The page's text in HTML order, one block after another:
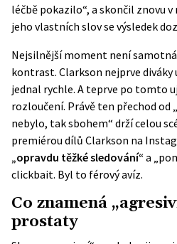
léčbě pokazilo“, a skončil znovu v
jeho vlastních slov se výsledek
Nejsilnější moment není
kontrast. Clarkson nejprve diváky
jednal rychle. A teprve po tomto
rozloučení. Právě ten přechod od
nebylo, tak sbohem“ drží celou
premiérou dílů Clarkson na
„opravdu těžké sledování“a
clickbait. Byl to férový avíz.
Co znamená
prostaty